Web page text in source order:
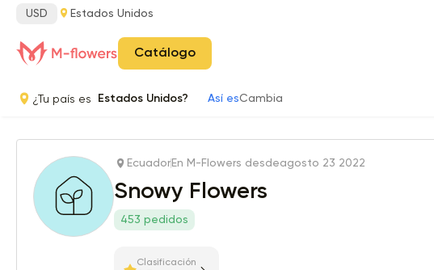
USD Estados Unidos
Catálogo
¿Tu país es Estados Unidos? Así esCambia
Ecuador En M-Flowers desdeagosto 23 2022
Snowy Flowers
453 pedidos
Clasificación